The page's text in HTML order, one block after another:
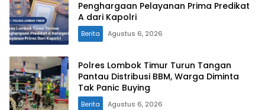
Penghargaan Pelayanan Prima Predikat
A dari Kapolri
Berita Agustus 6, 2026
Polres Lombok Timur Turun Tangan
Pantau Distribusi BBM, Warga Diminta
Tak Panic Buying
Berita Agustus 6, 2026